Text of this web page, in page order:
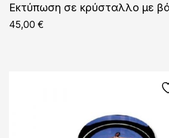
Eκτύπωση σε κρύσταλλο με
45,00 €